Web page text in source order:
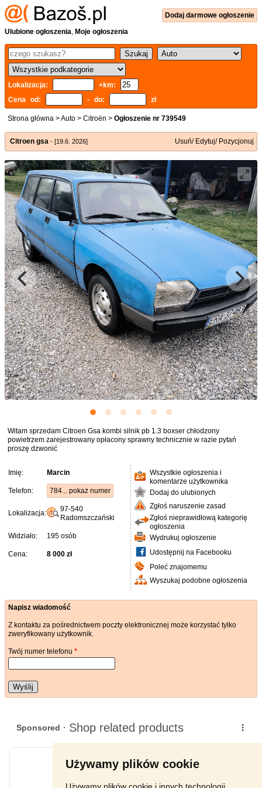
Używamy plików cookie
Używamy plików cookie i innych technologii
Dodaj darmowe ogłoszenie
Ulubione ogłoszenia, Moje ogłoszenia
Lokalizacja:
+km:
Cena od:
- do: zł
Strona główna >Auto > Citroën > Ogłoszenie nr 739549
Citroen gsa - [19.6. 2026] Usuń/ Edytuj/ Pozycjonuj
Witam sprzedam Citroen Gsa kombi silnik pb 1.3 boxser chłodzony
powietrzem zarejestrowany opłacony sprawny technicznie w razie pytań
proszę dzwonić
Imię: Marcin
Telefon: 784... pokaż numer
Lokalizacja:
97-540
Radomszczański
Widziało: 195 osób
Cena: 8 000 zł
Wszystkie ogłoszenia i
komentarze użytkownika
Dodaj do ulubionych
Zgłoś naruszenie zasad
Zgłoś nieprawidłową kategorię
ogłoszenia
Wydrukuj ogłoszenie
Udostępnij na Facebooku
Poleć znajomemu
Wyszukaj podobne ogłoszenia
Napisz wiadomość
Z kontaktu za pośrednictwem poczty elektronicznej może korzystać tylko
zweryfikowany użytkownik.
Twój numer telefonu *
Wyślij